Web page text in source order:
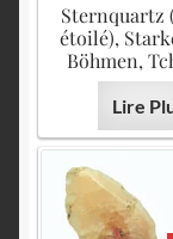
Sternquartz
étoilé),
Böhmen,
Lire